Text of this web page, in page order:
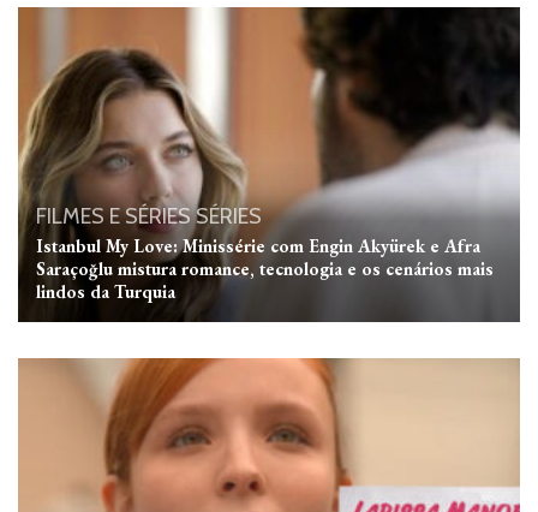
FILMES E SÉRIESSÉRIES
Istanbul My Love: Minissérie com Engin Akyürek e Afra
Saraçoğlu mistura romance, tecnologia e os cenários mais
lindos da Turquia